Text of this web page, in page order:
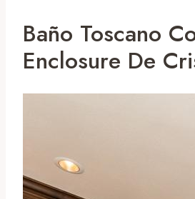
Baño Toscano
Enclosure De